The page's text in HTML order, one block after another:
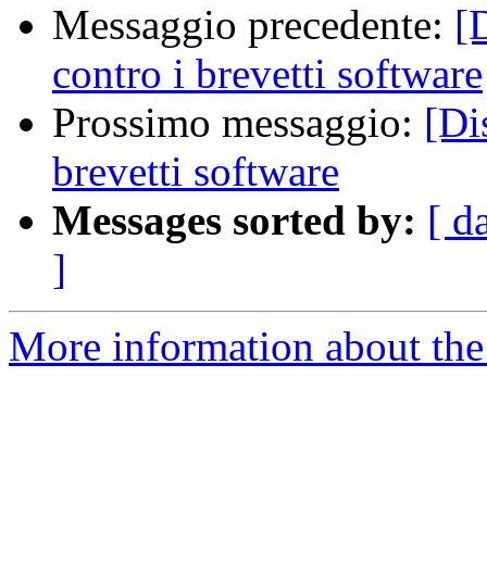
Messaggio precedente:
contro i brevetti software
Prossimo messaggio:
brevetti software
Messages sorted by: [
]
More information about